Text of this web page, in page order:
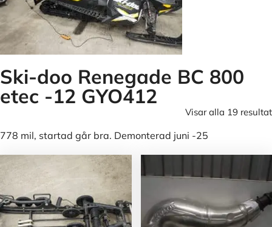
Ski-doo Renegade BC 800
etec -12 GYO412
Visar alla 19 resultat
778 mil, startad går bra. Demonterad juni -25